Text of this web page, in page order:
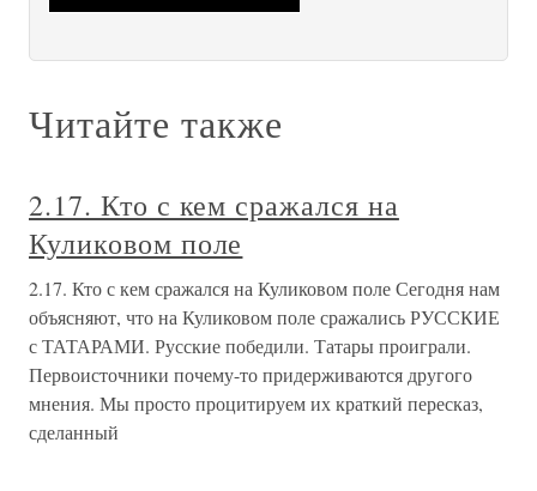
Читайте также
2.17. Кто с кем сражался на
Куликовом поле
2.17. Кто с кем сражался на Куликовом поле Сегодня нам
объясняют, что на Куликовом поле сражались РУССКИЕ
с ТАТАРАМИ. Русские победили. Татары проиграли.
Первоисточники почему-то придерживаются другого
мнения. Мы просто процитируем их краткий пересказ,
сделанный